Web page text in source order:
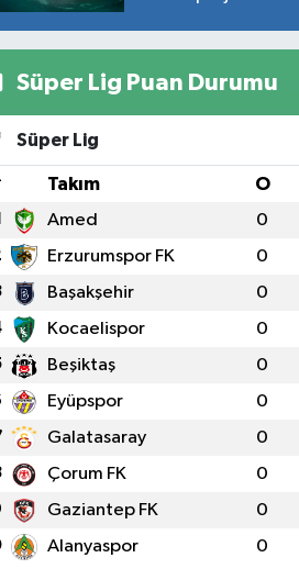
Süper Lig Puan Durumu
Süper Lig
Takım O
Amed 0
Erzurumspor FK 0
Başakşehir 0
Kocaelispor 0
Beşiktaş 0
Eyüpspor 0
Galatasaray 0
Çorum FK 0
Gaziantep FK 0
Alanyaspor 0